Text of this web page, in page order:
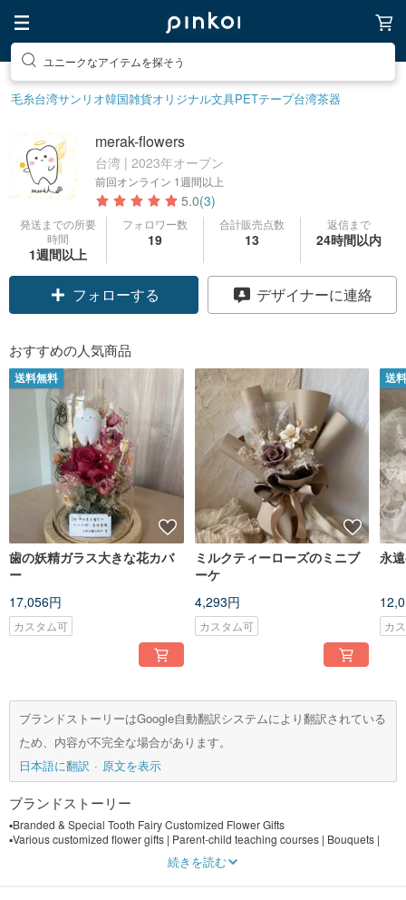
素敵な生活グッズを探そう
毛糸台湾サンリオ韓国雑貨オリジナル文具PETテープ台湾茶器
merak-flowers
台湾 | 2023年オープン
前回オンライン 1週間以上
5.0(3)
発送までの所要
時間
1週間以上
フォロワー数
19
合計販売点数
13
返信まで
24時間以内
クーポン取得
フォローする
デザイナーに連絡
おすすめの人気商品
送料無料
歯の妖精ガラス大きな花カバ
ー
17,056円
カスタム可
ミルクティーローズのミニブ
ーケ
4,293円
カスタム可
送
永
カ
ブランドストーリーはGoogle自動翻訳システムにより翻訳されている
ため、内容が不完全な場合があります。
日本語に翻訳
原文を表示
ブランドストーリー
▪️Branded & Special Tooth Fairy Customized Flower Gifts
▪️Various customized flower gifts | Parent-child teaching courses | Bouquets |
Bouquets | Opening potted flowers | Glass flower cups | Corsages | All can be
delivered at home (potted flowers are not available for home delivery yet)
続きを読む